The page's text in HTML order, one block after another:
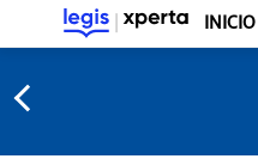
INICIO